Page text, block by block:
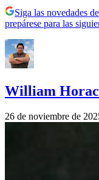
Siga las novedades
prepárese para las
William
26 de noviembre de